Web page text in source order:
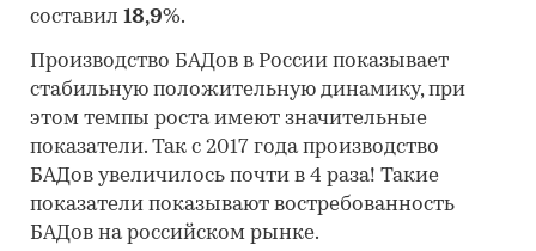
составил 18,9%.
Производство БАДов в России показывает
стабильную положительную динамику, при
этом темпы роста имеют значительные
показатели. Так с 2017 года производство
БАДов увеличилось почти в 4 раза! Такие
показатели показывают востребованность
БАДов на российском рынке.